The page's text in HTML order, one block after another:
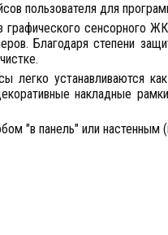
пользователя для
графического сенсорного
Благодаря степени
легко
накладные
"в панель" или настенным